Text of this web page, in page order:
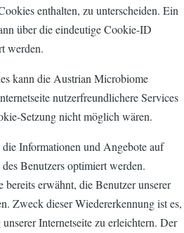
enthalten, zu unterscheiden. Ein
über die eindeutige Cookie-ID
werden.
kann die Austrian Microbiome
nutzerfreundlichere Services
Setzung nicht möglich wären.
Informationen und Angebote auf
Benutzers optimiert werden.
erwähnt, die Benutzer unserer
Zweck dieser Wiedererkennung ist es,
Internetseite zu erleichtern. Der